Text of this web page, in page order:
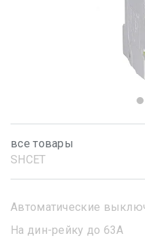
все товары
SHСET
Автоматические
На дин-рейку до 63А